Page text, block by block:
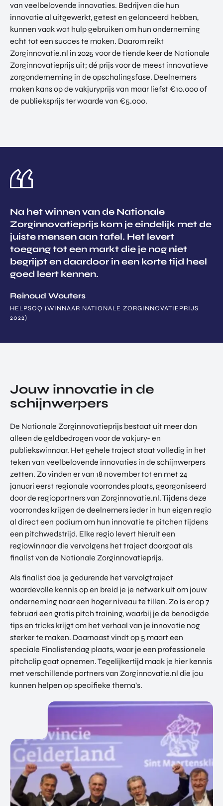
van veelbelovende innovaties. Bedrijven die hun
innovatie al uitgewerkt, getest en gelanceerd hebben,
kunnen vaak wat hulp gebruiken om hun onderneming
echt tot een succes te maken. Daarom reikt
Zorginnovatie.nl in 2025 voor de tiende keer de Nationale
Zorginnovatieprijs uit; dé prijs voor de meest innovatieve
zorgonderneming in de opschalingsfase. Deelnemers
maken kans op de vakjuryprijs van maar liefst €10.000 of
de publieksprijs ter waarde van €5.000.
Na het winnen van de Nationale
Zorginnovatieprijs kom je eindelijk met de
juiste mensen aan tafel. Het levert
toegang tot een markt die je nog niet
begrijpt en daardoor in een korte tijd heel
goed leert kennen.
Reinoud Wouters
HELPSOQ (WINNAAR NATIONALE ZORGINNOVATIEPRIJS
2022)
Jouw innovatie in de
schijnwerpers
De Nationale Zorginnovatieprijs bestaat uit meer dan
alleen de geldbedragen voor de vakjury- en
publiekswinnaar. Het gehele traject staat volledig in het
teken van veelbelovende innovaties in de schijnwerpers
zetten. Zo vinden er van 18 november tot en met 24
januari eerst regionale voorrondes plaats, georganiseerd
door de regiopartners van Zorginnovatie.nl. Tijdens deze
voorrondes krijgen de deelnemers ieder in hun eigen regio
al direct een podium om hun innovatie te pitchen tijdens
een pitchwedstrijd. Elke regio levert hieruit een
regiowinnaar die vervolgens het traject doorgaat als
finalist van de Nationale Zorginnovatieprijs.
Als finalist doe je gedurende het vervolgtraject
waardevolle kennis op en breid je je netwerk uit om jouw
onderneming naar een hoger niveau te tillen. Zo is er op 7
februari een gratis pitch training, waarbij je de benodigde
tips en tricks krijgt om het verhaal van je innovatie nog
sterker te maken. Daarnaast vindt op 5 maart een
speciale Finalistendag plaats, waar je een professionele
pitchclip gaat opnemen. Tegelijkertijd maak je hier kennis
met verschillende partners van Zorginnovatie.nl die jou
kunnen helpen op specifieke thema’s.